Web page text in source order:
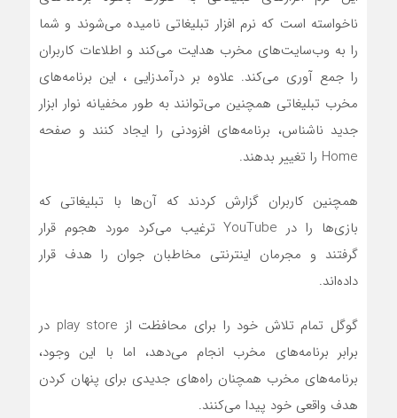
ناخواسته است که نرم افزار تبلیغاتی نامیده می‌شوند و شما
را به وب‌سایت‌های مخرب هدایت می‌کند و اطلاعات کاربران
را جمع آوری می‌کند. علاوه بر درآمدزایی ، این برنامه‌های
مخرب تبلیغاتی همچنین می‌توانند به طور مخفیانه نوار ابزار
جدید ناشناس، برنامه‌های افزودنی را ایجاد کنند و صفحه
Home را تغییر بدهند.
همچنین کاربران گزارش کردند که آن‌ها با تبلیغاتی که
بازی‌ها را در YouTube ترغیب می‌کرد مورد هجوم قرار
گرفتند و مجرمان اینترنتی مخاطبان جوان را هدف قرار
داده‌اند.
گوگل تمام تلاش خود را برای محافظت از play store در
برابر برنامه‌های مخرب انجام می‌دهد، اما با این وجود،
برنامه‌های مخرب همچنان راه‌های جدیدی برای پنهان کردن
هدف واقعی خود پیدا می‌کنند.